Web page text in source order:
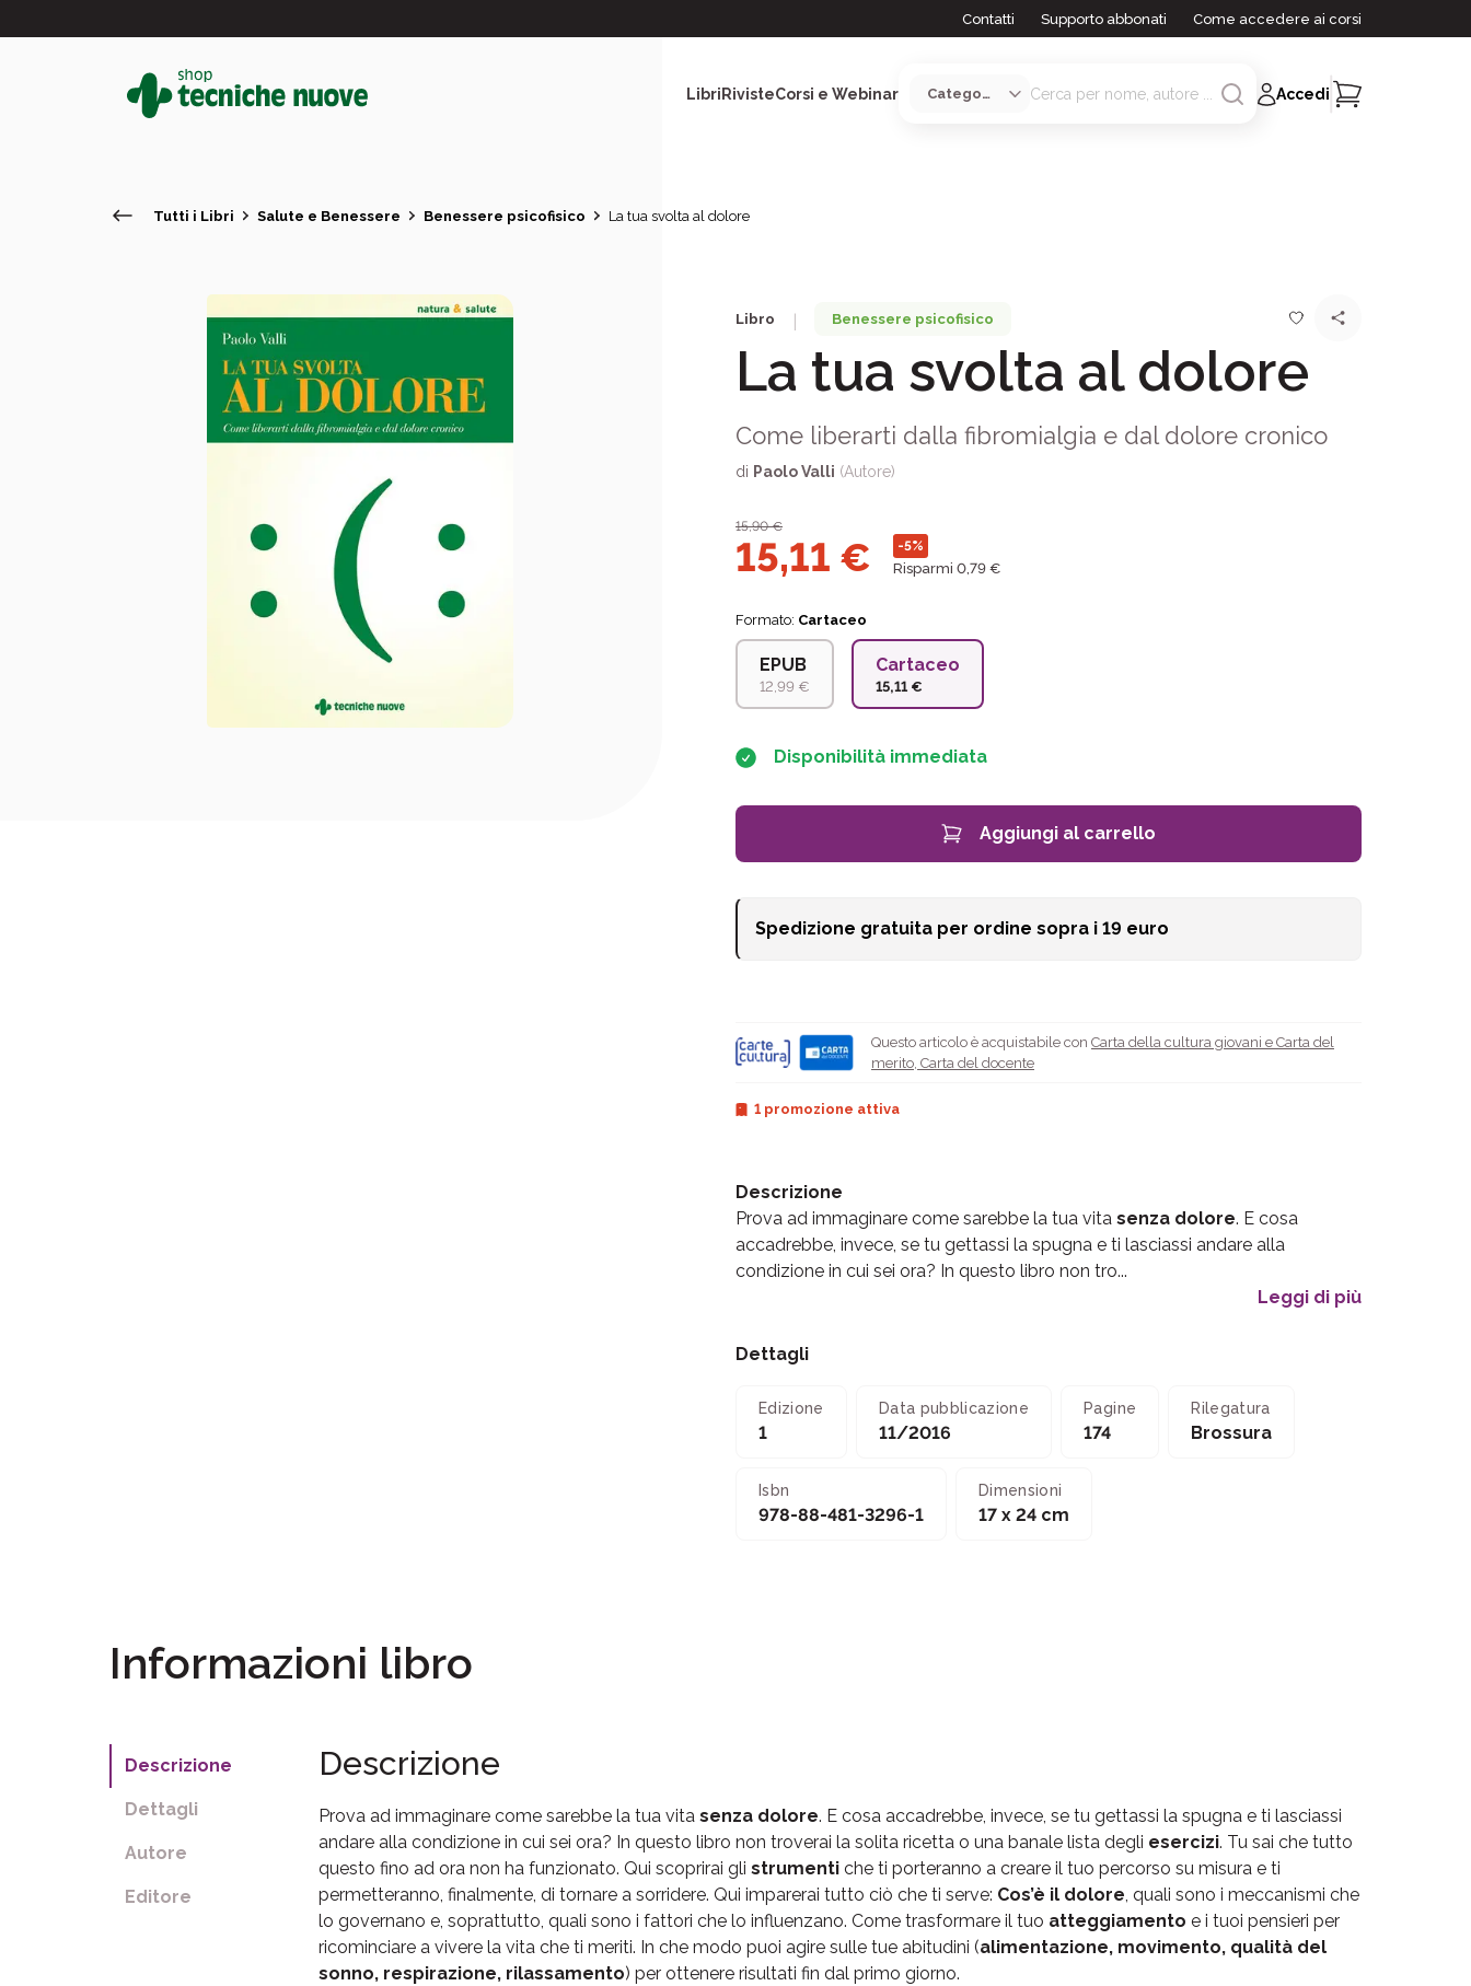
Contatti Supporto abbonati Come accedere ai corsi
LibriRivisteCorsi e Webinar Accedi
Tutti i Libri Salute e Benessere Benessere psicofisico La tua svolta al dolore
Libro Benessere psicofisico
La tua svolta al dolore
Come liberarti dalla fibromialgia e dal dolore cronico
di Paolo Valli (Autore)
15,90€
15,11 € -5%
Risparmi 0,79 €
Formato: Cartaceo
EPUB
12,99 €
Cartaceo
15,11 €
Disponibilità immediata
Aggiungi al carrello
Spedizione gratuita per ordine sopra i 19 euro
Questo articolo è acquistabile con Carta della cultura giovani e Carta del
merito, Carta del docente
1 promozione attiva
Descrizione
Prova ad immaginare come sarebbe la tua vita senza dolore. E cosa
accadrebbe, invece, se tu gettassi la spugna e ti lasciassi andare alla
condizione in cui sei ora? In questo libro non tro...
Leggi di più
Dettagli
Edizione
1
Data pubblicazione
11/2016
Pagine
174
Rilegatura
Brossura
Isbn
978-88-481-3296-1
Dimensioni
17 x 24 cm
Informazioni libro
Descrizione
Dettagli
Autore
Editore
Descrizione
Prova ad immaginare come sarebbe la tua vita senza dolore. E cosa accadrebbe, invece, se tu gettassi la spugna e ti lasciassi
andare alla condizione in cui sei ora? In questo libro non troverai la solita ricetta o una banale lista degli esercizi. Tu sai che tutto
questo fino ad ora non ha funzionato. Qui scoprirai gli strumentiche ti porteranno a creare il tuo percorso su misura e ti
permetteranno, finalmente, di tornare a sorridere. Qui imparerai tutto ciò che ti serve: Cos’è il dolore, quali sono i meccanismi che
lo governano e, soprattutto, quali sono i fattori che lo influenzano. Come trasformare il tuo atteggiamento e i tuoi pensieri per
ricominciare a vivere la vita che ti meriti. In che modo puoi agire sulle tue abitudini (alimentazione, movimento, qualità del
sonno, respirazione, rilassamento) per ottenere risultati fin dal primo giorno.